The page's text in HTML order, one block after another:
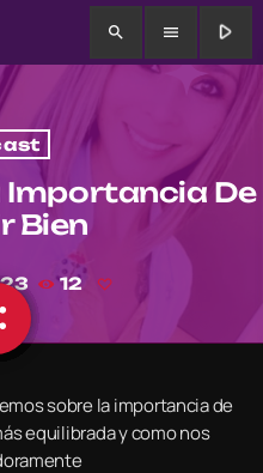
search menu play_arrow
Importancia De
Bien
12
sobre la importancia de
equilibrada y como nos